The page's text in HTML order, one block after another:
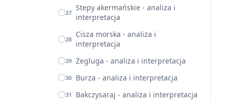
27 Stepy akermańskie - analiza i
interpretacja
28 Cisza morska - analiza i
interpretacja
29 Żegluga - analiza i interpretacja
30 Burza - analiza i interpretacja
31 Bakczysaraj - analiza i interpretacja